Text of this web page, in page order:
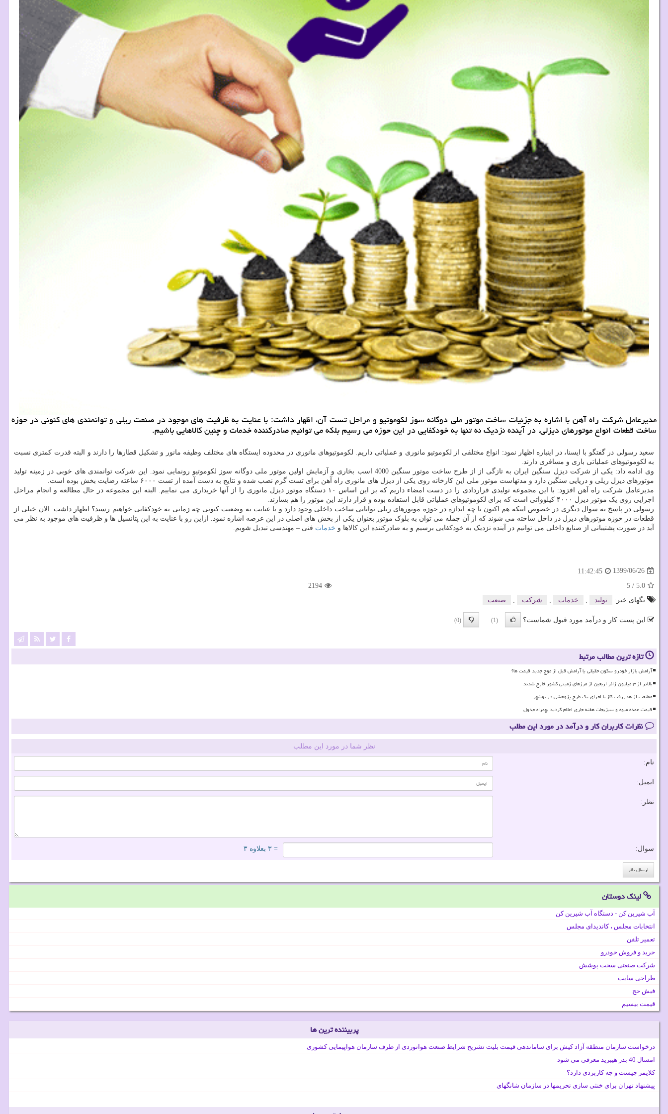
مدیرعامل شركت راه آهن با اشاره به جزئیات ساخت موتور ملی دوگانه سوز لكوموتیو و مراحل تست آن، اظهار داشت: با عنایت به ظرفیت های موجود در صنعت ریلی و توانمندی های كنونی در حوزه
ساخت قطعات انواع موتورهای دیزلی، در آینده نزدیك نه تنها به خودكفایی در این حوزه می رسیم بلكه می توانیم صادركننده خدمات و چنین كالاهایی باشیم.
سعید رسولی در گفتگو با ایسنا، در اینباره اظهار نمود: انواع مختلفی از لکوموتیو مانوری و عملیاتی داریم. لکوموتیوهای مانوری در محدوده ایستگاه های مختلف وظیفه مانور و تشکیل قطارها را دارند و البته قدرت کمتری نسبت
به لکوموتیوهای عملیاتی باری و مسافری دارند.
وی ادامه داد: یکی از شرکت دیزل سنگین ایران به تازگی از از طرح ساخت موتور سنگین 4000 اسب بخاری و آزمایش اولین موتور ملی دوگانه سوز لکوموتیو رونمایی نمود. این شرکت توانمندی های خوبی در زمینه تولید
موتورهای دیزل ریلی و دریایی سنگین دارد و مدتهاست موتور ملی این کارخانه روی یکی از دیزل های مانوری راه آهن برای تست گرم نصب شده و نتایج به دست آمده از تست ۶۰۰۰ ساعته رضایت بخش بوده است.
مدیرعامل شرکت راه آهن افزود: با این مجموعه تولیدی قراردادی را در دست امضاء داریم که بر این اساس ۱۰ دستگاه موتور دیزل مانوری را از آنها خریداری می نماییم. البته این مجموعه در حال مطالعه و انجام مراحل
اجرایی روی یک موتور دیزل ۴۰۰۰ کیلوواتی است که برای لکوموتیوهای عملیاتی قابل استفاده بوده و قرار دارند این موتور را هم بسازند.
رسولی در پاسخ به سوال دیگری در خصوص اینکه هم اکنون تا چه اندازه در حوزه موتورهای ریلی توانایی ساخت داخلی وجود دارد و با عنایت به وضعیت کنونی چه زمانی به خودکفایی خواهیم رسید؟ اظهار داشت: الان خیلی از
قطعات در حوزه موتورهای دیزل در داخل ساخته می شوند که از آن جمله می توان به بلوک موتور بعنوان یکی از بخش های اصلی در این عرصه اشاره نمود. ازاین رو با عنایت به این پتانسیل ها و ظرفیت های موجود به نظر می
آید در صورت پشتیبانی از صنایع داخلی می توانیم در آینده نزدیک به خودکفایی برسیم و به صادرکننده این کالاها و خدمات فنی – مهندسی تبدیل شویم.
1399/06/26
11:42:45
5.0
/
5
2194
تگهای خبر:
تولید , خدمات , شركت , صنعت
این پست کار و درآمد مورد قبول شماست؟ (1)
(0)
تازه ترین مطالب مرتبط
آرامش بازار خودرو سکون حقیقی یا آرامش قبل از موج جدید قیمت ها؟
بالاتر از ۳ میلیون زائر اربعین از مرزهای زمینی کشور خارج شدند
ممانعت از هدررفت گاز با اجرای یک طرح پژوهشی در بوشهر
قیمت عمده میوه و سبزیجات هفته جاری اعلام گردید بهمراه جدول
نظرات کاربران کار و درآمد در مورد این مطلب
نظر شما در مورد این مطلب
نام:
ایمیل:
نظر:
سوال: = ۳ بعلاوه ۳
لینک دوستان
آب شیرین کن - دستگاه آب شیرین کن
انتخابات مجلس ، کاندیدای مجلس
تعمیر تلفن
خرید و فروش خودرو
شرکت صنعتی سخت پوشش
طراحی سایت
فیش حج
قیمت بیسیم
پربیننده ترین ها
درخواست سازمان منطقه آزاد کیش برای ساماندهی قیمت بلیت تشریح شرایط صنعت هوانوردی از طرف سازمان هواپیمایی کشوری
امسال 40 بذر هیبرید معرفی می شود
کلایمر چیست و چه کاربردی دارد؟
پیشنهاد تهران برای خنثی سازی تحریمها در سازمان شانگهای